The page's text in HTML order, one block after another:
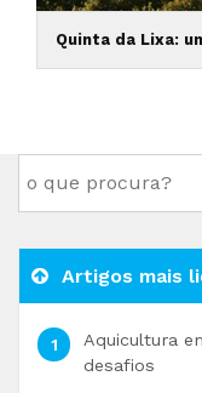
Quinta da Lixa:
Artigos mais
Aquicultura
desafios